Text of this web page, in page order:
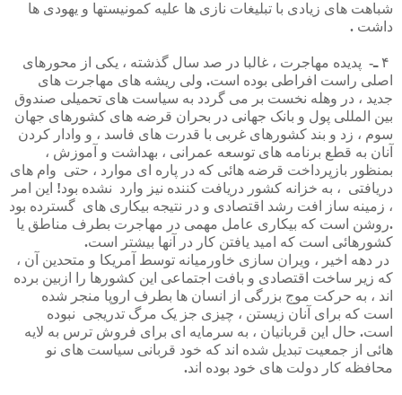
شباهت های زیادی با تبلیغات نازی ها علیه کمونیستها و یهودی ها
داشت .
۴ ـ- پدیده مهاجرت ، غالبا در صد سال گذشته ، یکی از محورهای
اصلی راست افراطی بوده است. ولی ریشه های مهاجرت های
جدید ، در وهله نخست بر می گردد به سیاست های تحمیلی صندوق
بین المللی پول و بانک جهانی در بحران قرضه های کشورهای جهان
سوم ، زد و بند کشورهای غربی با قدرت های فاسد ، و وادار کردن
آنان به قطع برنامه های توسعه عمرانی ، بهداشت و آموزش ،
بمنظور بازپرداخت قرضه هائی که در پاره ای موارد ، حتی وام های
دریافتی ، به خزانه کشور دریافت کننده نیز وارد نشده بود! این امر
، زمینه ساز افت رشد اقتصادی و در نتیجه بیکاری های گسترده بود
.روشن است که بیکاری عامل مهمی در مهاجرت بطرف مناطق یا
کشورهائی است که امید یافتن کار در آنها بیشتر است.
در دهه اخیر ، ویران سازی خاورمیانه توسط آمریکا و متحدین آن ،
که زیر ساخت اقتصادی و بافت اجتماعی این کشورها را ازبین برده
اند ، به حرکت موج بزرگی از انسان ها بطرف اروپا منجر شده
است که برای آنان زیستن ، چیزی جز یک مرگ تدریجی نبوده
است. حال این قربانیان ، به سرمایه ای برای فروش ترس به لایه
هائی از جمعیت تبدیل شده اند که خود قربانی سیاست های نو
محافظه کار دولت های خود بوده اند.